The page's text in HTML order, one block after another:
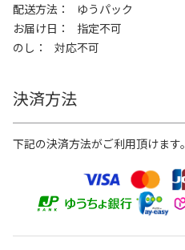
配送方法
ゆうパック
お届け日
指定不可
のし
対応不可
決済方法
下記の決済方法がご利用頂けます。